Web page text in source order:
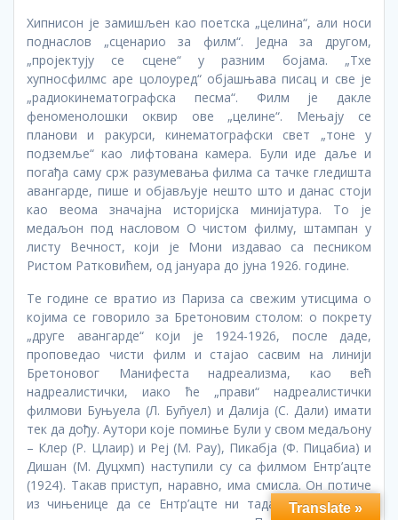
Хипнисон је замишљен као поетска „целина“, али носи
поднаслов „сценарио за филм“. Једна за другом,
„пројектују се сцене“ у разним бојама. „Тхе
хyпносфилмс аре цолоуред“ објашњава писац и све је
„радиокинематографска песма“. Филм је дакле
феноменолошки оквир ове „целине“. Мењају се
планови и ракурси, кинематографски свет „тоне у
подземље“ као лифтована камера. Були иде даље и
погађа саму срж разумевања филма са тачке гледишта
авангарде, пише и објављује нешто што и данас стоји
као веома значајна историјска минијатура. То је
медаљон под насловом О чистом филму, штампан у
листу Вечност, који је Мони издавао са песником
Ристом Ратковићем, од јануара до јуна 1926. године.
Те године се вратио из Париза са свежим утисцима о
којима се говорило за Бретоновим столом: о покрету
„друге авангарде“ који је 1924-1926, после даде,
проповедао чисти филм и стајао сасвим на линији
Бретоновог Манифеста надреализма, као већ
надреалистички, иако ће „прави“ надреалистички
филмови Буњуела (Л. Буñуел) и Далија (С. Дали) имати
тек да дођу. Аутори које помиње Були у свом медаљону
– Клер (Р. Цлаир) и Реј (М. Раy), Пикабја (Ф. Пицабиа) и
Дишан (М. Дуцхмп) наступили су са филмом Ентр’ацте
(1924). Такав приступ, наравно, има смисла. Он потиче
из чињенице да се Ентр’ацте ни тада ни данас није
Translate »